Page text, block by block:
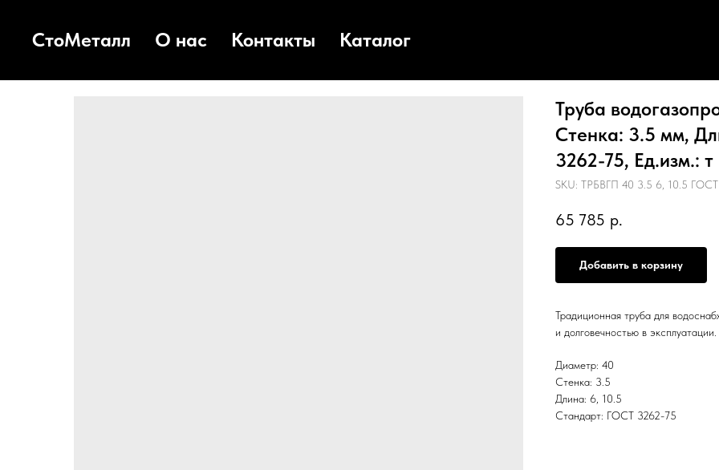
СтоМеталл О нас Контакты Каталог
Труба
Стенка: 3.5 мм,
3262-75, Ед.изм.: т
SKU: ТРБВГП 40 3.5 6, 10.5
65 785 р.
Добавить в корзину
Традиционная труба для
и долговечностью в эксплуатации.
Диаметр: 40
Стенка: 3.5
Длина: 6, 10.5
Стандарт: ГОСТ 3262-75